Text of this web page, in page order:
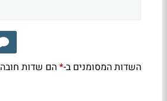
השדות המסומנים ב-*הם שדות חובה